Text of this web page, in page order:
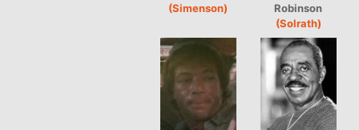
(Simenson)
Robinson
(Solrath)